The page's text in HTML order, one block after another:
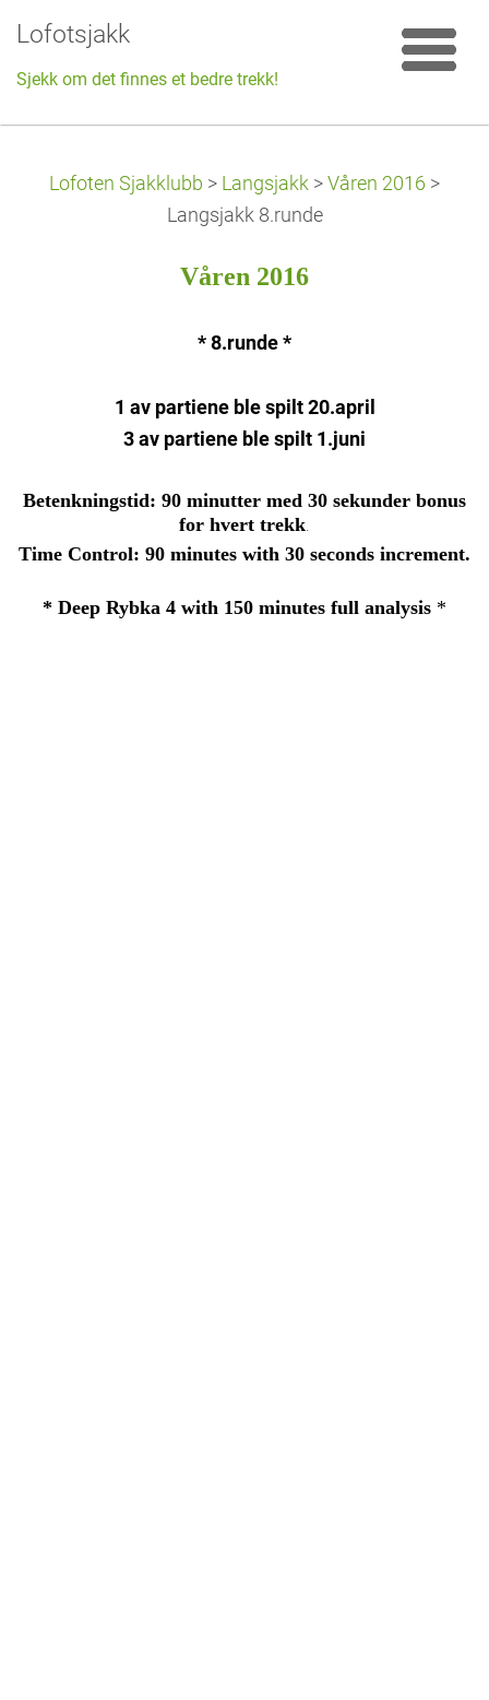
Lofotsjakk
Sjekk om det finnes et bedre trekk!
Lofoten Sjakklubb > Langsjakk > Våren 2016 >
Langsjakk 8.runde
Våren 2016
* 8.runde *
1 av partiene ble spilt 20.april
3 av partiene ble spilt 1.juni
Betenkningstid: 90 minutter med 30 sekunder bonus
for hvert trekk.
Time Control: 90 minutes with 30 seconds increment.
* Deep Rybka 4 with 150 minutes full analysis *